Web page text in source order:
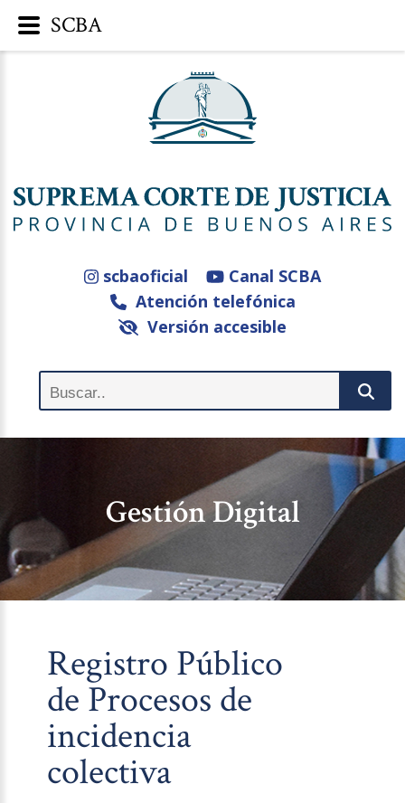
scbaoficial
Canal SCBA
Atención telefónica
Versión accesible
Gestión Digital
Registro Público
de Procesos de
incidencia
colectiva
SCBA